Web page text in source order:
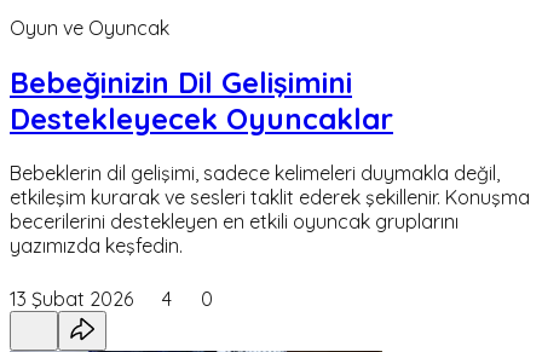
Oyun ve Oyuncak
Bebeğinizin Dil Gelişimini
Destekleyecek Oyuncaklar
Bebeklerin dil gelişimi, sadece kelimeleri duymakla değil,
etkileşim kurarak ve sesleri taklit ederek şekillenir. Konuşma
becerilerini destekleyen en etkili oyuncak gruplarını
yazımızda keşfedin.
13 Şubat 2026 4 0